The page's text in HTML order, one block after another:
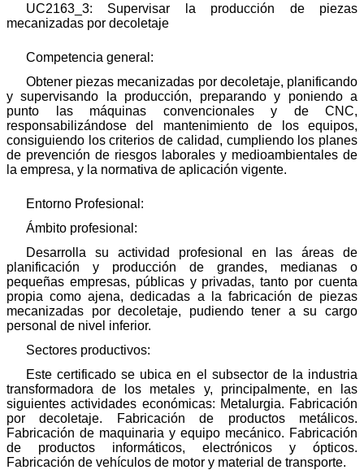
UC2163_3: Supervisar la producción de piezas
mecanizadas por decoletaje
Competencia general:
Obtener piezas mecanizadas por decoletaje, planificando
y supervisando la producción, preparando y poniendo a
punto las máquinas convencionales y de CNC,
responsabilizándose del mantenimiento de los equipos,
consiguiendo los criterios de calidad, cumpliendo los planes
de prevención de riesgos laborales y medioambientales de
la empresa, y la normativa de aplicación vigente.
Entorno Profesional:
Ámbito profesional:
Desarrolla su actividad profesional en las áreas de
planificación y producción de grandes, medianas o
pequeñas empresas, públicas y privadas, tanto por cuenta
propia como ajena, dedicadas a la fabricación de piezas
mecanizadas por decoletaje, pudiendo tener a su cargo
personal de nivel inferior.
Sectores productivos:
Este certificado se ubica en el subsector de la industria
transformadora de los metales y, principalmente, en las
siguientes actividades económicas: Metalurgia. Fabricación
por decoletaje. Fabricación de productos metálicos.
Fabricación de maquinaria y equipo mecánico. Fabricación
de productos informáticos, electrónicos y ópticos.
Fabricación de vehículos de motor y material de transporte.